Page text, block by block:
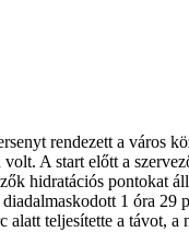
rendezett a város
A start előtt a
hidratációs pontokat
1 óra 29
alatt teljesítette a távot,